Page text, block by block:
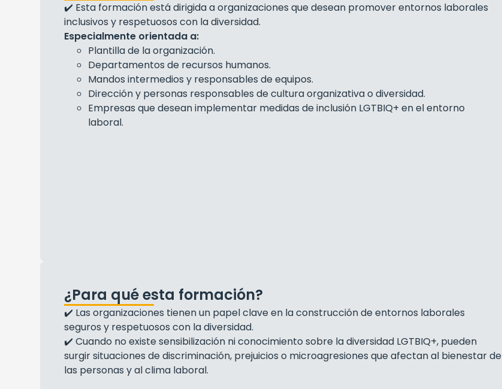
✔️ Esta formación está dirigida a organizaciones que desean promover entornos laborales
inclusivos y respetuosos con la diversidad.
Especialmente orientada a:
Plantilla de la organización.
Departamentos de recursos humanos.
Mandos intermedios y responsables de equipos.
Dirección y personas responsables de cultura organizativa o diversidad.
Empresas que desean implementar medidas de inclusión LGTBIQ+ en el entorno
laboral.
¿Para qué esta formación?
✔️ Las organizaciones tienen un papel clave en la construcción de entornos laborales
seguros y respetuosos con la diversidad.
✔️ Cuando no existe sensibilización ni conocimiento sobre la diversidad LGTBIQ+, pueden
surgir situaciones de discriminación, prejuicios o microagresiones que afectan al bienestar de
las personas y al clima laboral.